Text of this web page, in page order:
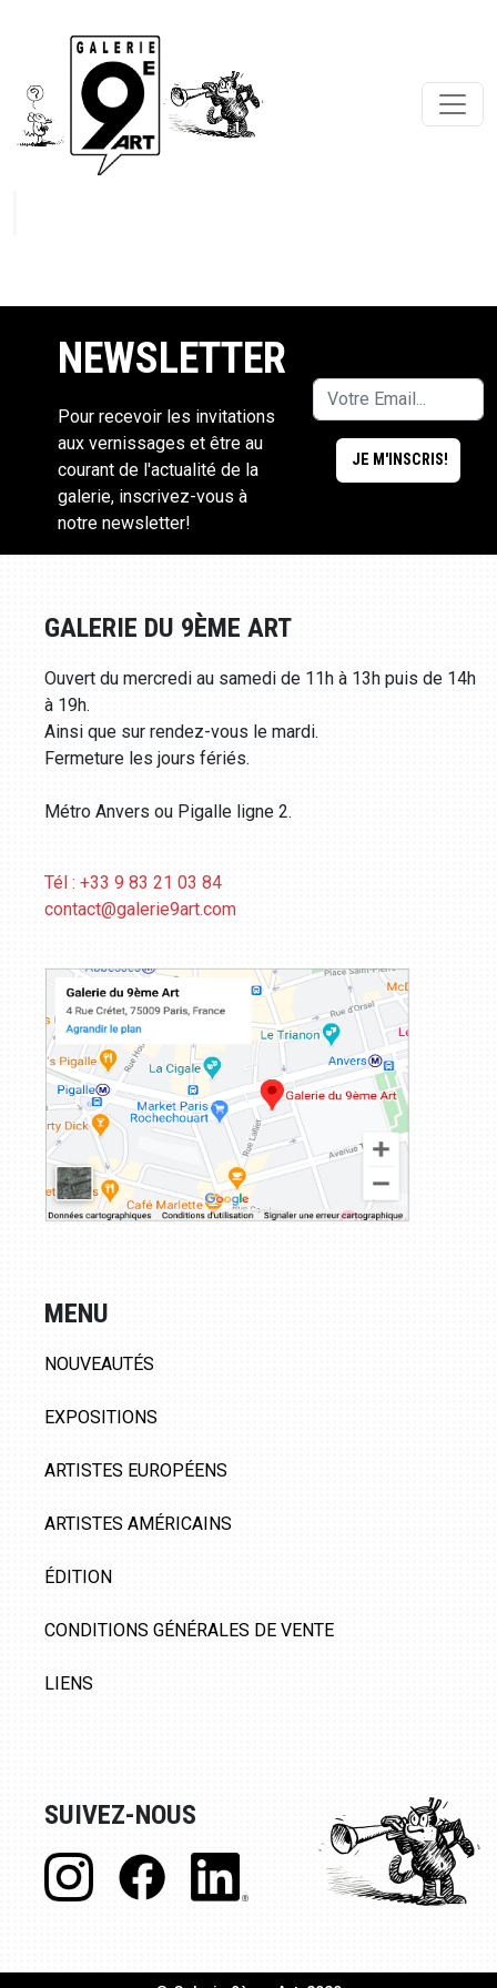
NEWSLETTER
Pour recevoir les invitations
aux vernissages et être au
courant de l'actualité de la
galerie, inscrivez-vous à
notre newsletter!
GALERIE DU 9ÈME ART
Ouvert du mercredi au samedi de 11h à 13h puis de 14h
à 19h.
Ainsi que sur rendez-vous le mardi.
Fermeture les jours fériés.
Métro Anvers ou Pigalle ligne 2.
Tél : +33 9 83 21 03 84
contact@galerie9art.com
MENU
NOUVEAUTÉS
EXPOSITIONS
ARTISTES EUROPÉENS
ARTISTES AMÉRICAINS
ÉDITION
CONDITIONS GÉNÉRALES DE VENTE
LIENS
SUIVEZ-NOUS